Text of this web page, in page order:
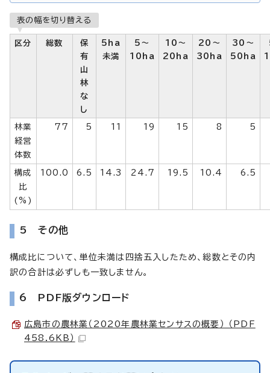
表の幅を切り替える
区分 総数
保
有
山
林
な
し
5ha
未満
5～
10ha
10～
20ha
20～
30ha
30～
50ha
林業
経営
体数
77 5 11 19 15 8 5
構成
比
(%)
100.0 6.5 14.3 24.7 19.5 10.4 6.5
5 その他
構成比について、単位未満は四捨五入したため、総数とその内
訳の合計は必ずしも一致しません。
6 PDF版ダウンロード
広島市の農林業（2020年農林業センサスの概要） （PDF
458.6KB）